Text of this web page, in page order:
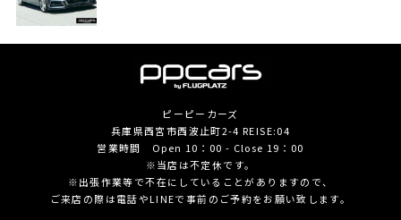
ピーピーカーズ
兵庫県西宮市西波止町2-4 REISE:04
営業時間 Open 10：00 - Close 19：00
※当店は不定休です。
※出張作業等で不在にしていることがありますので、
ご来店の際は電話やLINEで事前のご予約をお願い致します。